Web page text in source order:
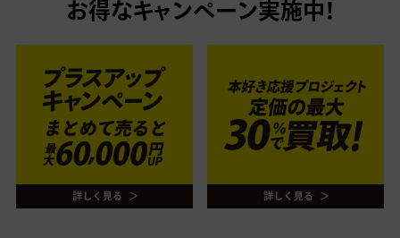
お得なキャンペーン実施中！